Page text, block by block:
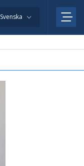
Svenska